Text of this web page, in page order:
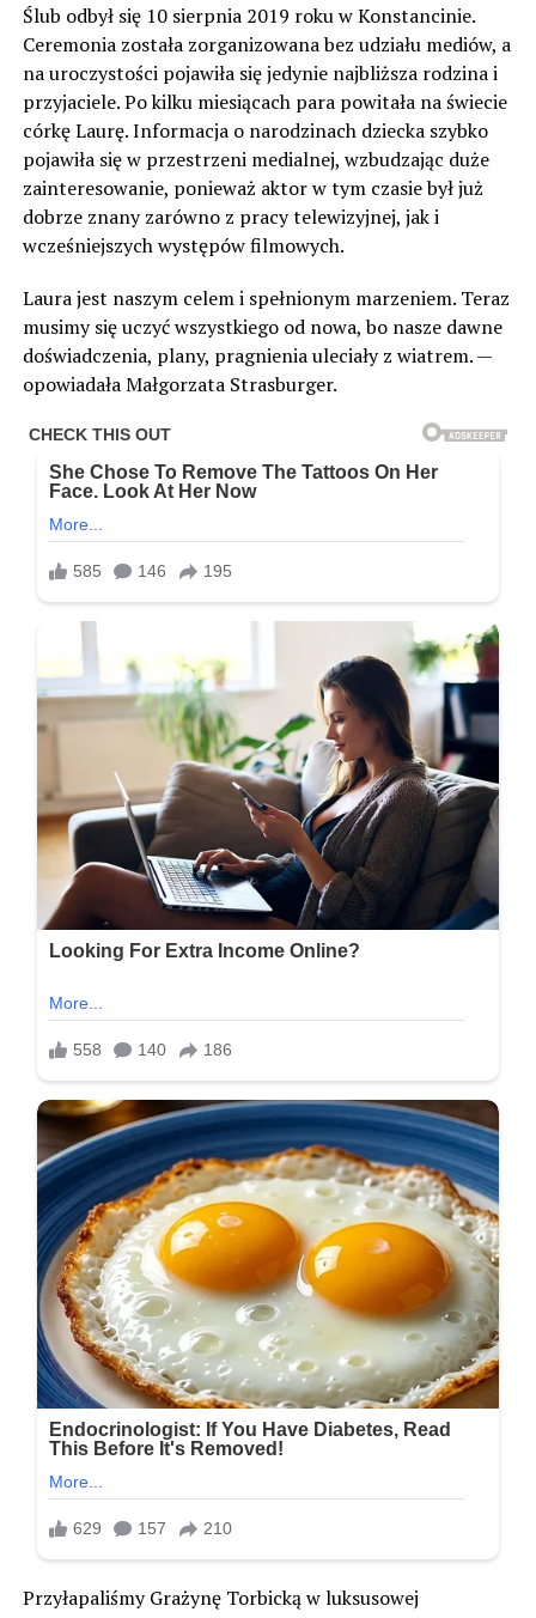
Ślub odbył się 10 sierpnia 2019 roku w Konstancinie.
Ceremonia została zorganizowana bez udziału mediów, a
na uroczystości pojawiła się jedynie najbliższa rodzina i
przyjaciele. Po kilku miesiącach para powitała na świecie
córkę Laurę. Informacja o narodzinach dziecka szybko
pojawiła się w przestrzeni medialnej, wzbudzając duże
zainteresowanie, ponieważ aktor w tym czasie był już
dobrze znany zarówno z pracy telewizyjnej, jak i
wcześniejszych występów filmowych.
Laura jest naszym celem i spełnionym marzeniem. Teraz
musimy się uczyć wszystkiego od nowa, bo nasze dawne
doświadczenia, plany, pragnienia uleciały z wiatrem. —
opowiadała Małgorzata Strasburger.
Przyłapaliśmy Grażynę Torbicką w luksusowej